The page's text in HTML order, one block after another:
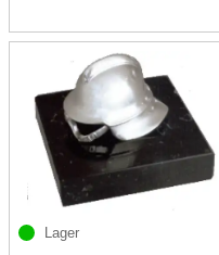
Lager